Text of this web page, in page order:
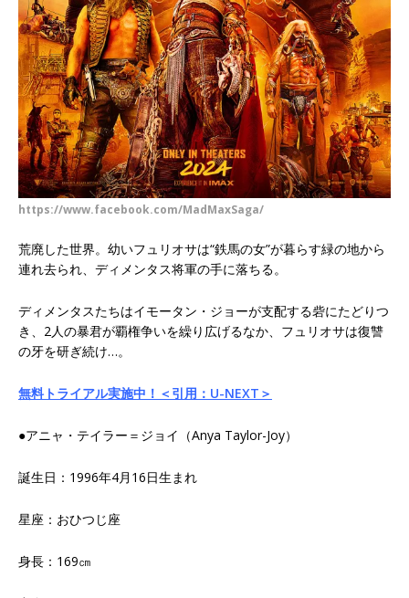
https://www.facebook.com/MadMaxSaga/
荒廃した世界。幼いフュリオサは“鉄馬の女”が暮らす緑の地から
連れ去られ、ディメンタス将軍の手に落ちる。
ディメンタスたちはイモータン・ジョーが支配する砦にたどりつ
き、2人の暴君が覇権争いを繰り広げるなか、フュリオサは復讐
の牙を研ぎ続け…。
無料トライアル実施中！＜引用：U-NEXT＞
●アニャ・テイラー＝ジョイ（Anya Taylor-Joy）
誕生日：1996年4月16日生まれ
星座：おひつじ座
身長：169㎝